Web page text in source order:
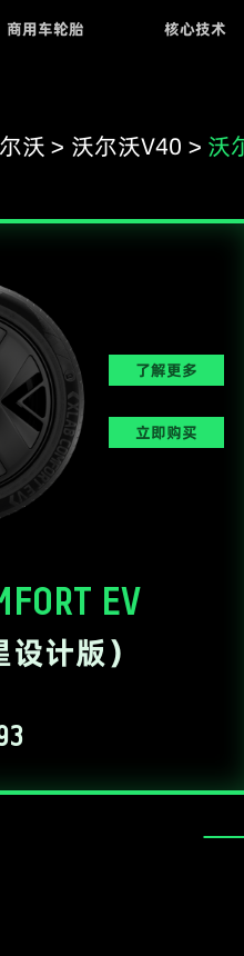
商用车轮胎
节油智行
核心技术
沃 > 沃尔沃V40 > 沃
了解更多
立即购买
EV
计版）